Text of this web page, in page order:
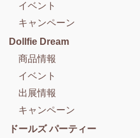
イベント
キャンペーン
Dollfie Dream
商品情報
イベント
出展情報
キャンペーン
ドールズ パーティー